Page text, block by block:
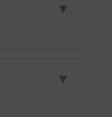
▼
▼